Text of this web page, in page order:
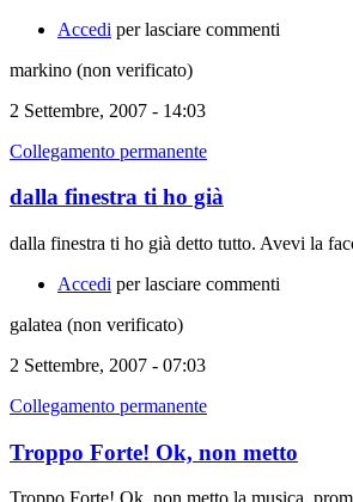
Accedi per lasciare commenti
markino (non verificato)
2 Settembre, 2007 - 14:03
Collegamento permanente
dalla finestra ti ho già
dalla finestra ti ho già detto tutto. Avevi la
Accedi per lasciare commenti
galatea (non verificato)
2 Settembre, 2007 - 07:03
Collegamento permanente
Troppo Forte! Ok, non metto